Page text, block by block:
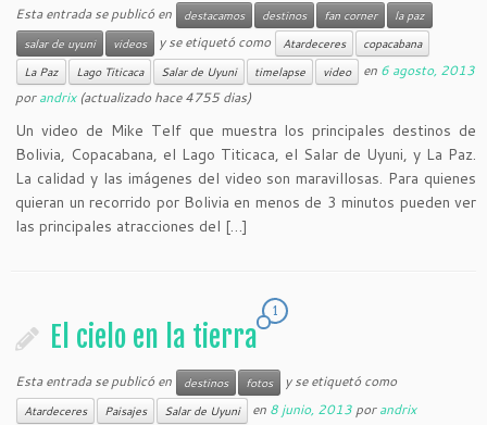
Esta entrada se publicó en destacamos destinos fan corner
la paz
salar de uyuni
videos y se etiquetó como Atardeceres
copacabana
La Paz
Lago Titicaca Salar de Uyuni timelapse video en 6 agosto, 2013
porandrix(actualizado hace 4755 dias)
Un video de Mike Telf que muestra los principales destinos de
Bolivia, Copacabana, el Lago Titicaca, el Salar de Uyuni, y La Paz.
La calidad y las imágenes del video son maravillosas. Para quienes
quieran un recorrido por Bolivia en menos de 3 minutos pueden ver
las principales atracciones del […]
El cielo en la tierra
1
Esta entrada se publicó en destinos fotos y se etiquetó como
Atardeceres Paisajes Salar de Uyuni en 8 junio, 2013 porandrix